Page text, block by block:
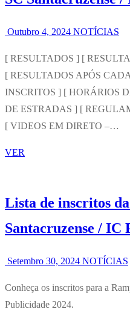
Outubro 4, 2024 NOTÍCIAS
[ RESULTADOS ] [
[ RESULTADOS APÓS
INSCRITOS ] [ HORÁRIOS
DE ESTRADAS ] [
[ VIDEOS EM DIRETO –…
VER
Lista de inscritos
Santacruzense / IC
Setembro 30, 2024 NOTÍCIAS
Conheça os inscritos para a
Publicidade 2024.